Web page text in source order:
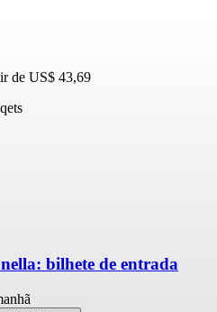
de US$ 43,69
bilhete de entrada